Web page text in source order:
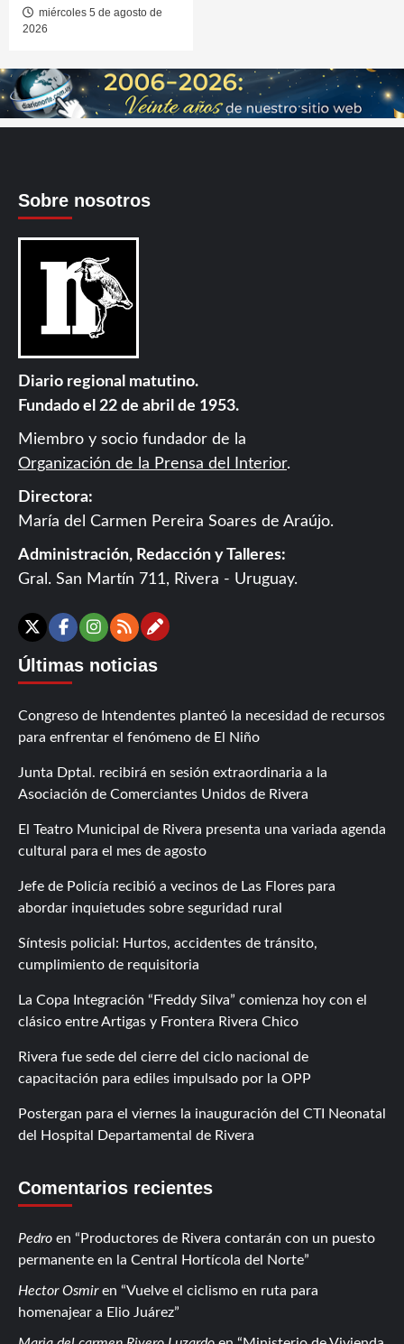
miércoles 5 de agosto de
2026
Sobre nosotros
Diario regional matutino.
Fundado el 22 de abril de 1953.
Miembro y socio fundador de la
Organización de la Prensa del Interior.
Directora:
María del Carmen Pereira Soares de Araújo.
Administración, Redacción y Talleres:
Gral. San Martín 711, Rivera - Uruguay.
X Facebook
Instagram
RSSContáctanos
Últimas noticias
Congreso de Intendentes planteó la necesidad de recursos
para enfrentar el fenómeno de El Niño
Junta Dptal. recibirá en sesión extraordinaria a la
Asociación de Comerciantes Unidos de Rivera
El Teatro Municipal de Rivera presenta una variada agenda
cultural para el mes de agosto
Jefe de Policía recibió a vecinos de Las Flores para
abordar inquietudes sobre seguridad rural
Síntesis policial: Hurtos, accidentes de tránsito,
cumplimiento de requisitoria
La Copa Integración “Freddy Silva” comienza hoy con el
clásico entre Artigas y Frontera Rivera Chico
Rivera fue sede del cierre del ciclo nacional de
capacitación para ediles impulsado por la OPP
Postergan para el viernes la inauguración del CTI Neonatal
del Hospital Departamental de Rivera
Comentarios recientes
Pedro en
Productores de Rivera contarán con un puesto
permanente en la Central Hortícola del Norte
Hector Osmiren
Vuelve el ciclismo en ruta para
homenajear a Elio Juárez